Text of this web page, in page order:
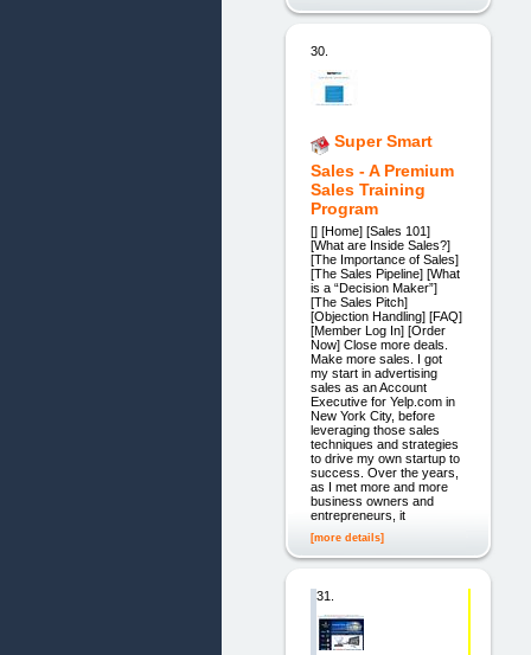
30.
Super Smart
Sales - A Premium
Sales Training
Program
[] [Home] [Sales 101]
[What are Inside Sales?]
[The Importance of Sales]
[The Sales Pipeline] [What
is a “Decision Maker”]
[The Sales Pitch]
[Objection Handling] [FAQ]
[Member Log In] [Order
Now] Close more deals.
Make more sales. I got
my start in advertising
sales as an Account
Executive for Yelp.com in
New York City, before
leveraging those sales
techniques and strategies
to drive my own startup to
success. Over the years,
as I met more and more
business owners and
entrepreneurs, it
[more details]
31.